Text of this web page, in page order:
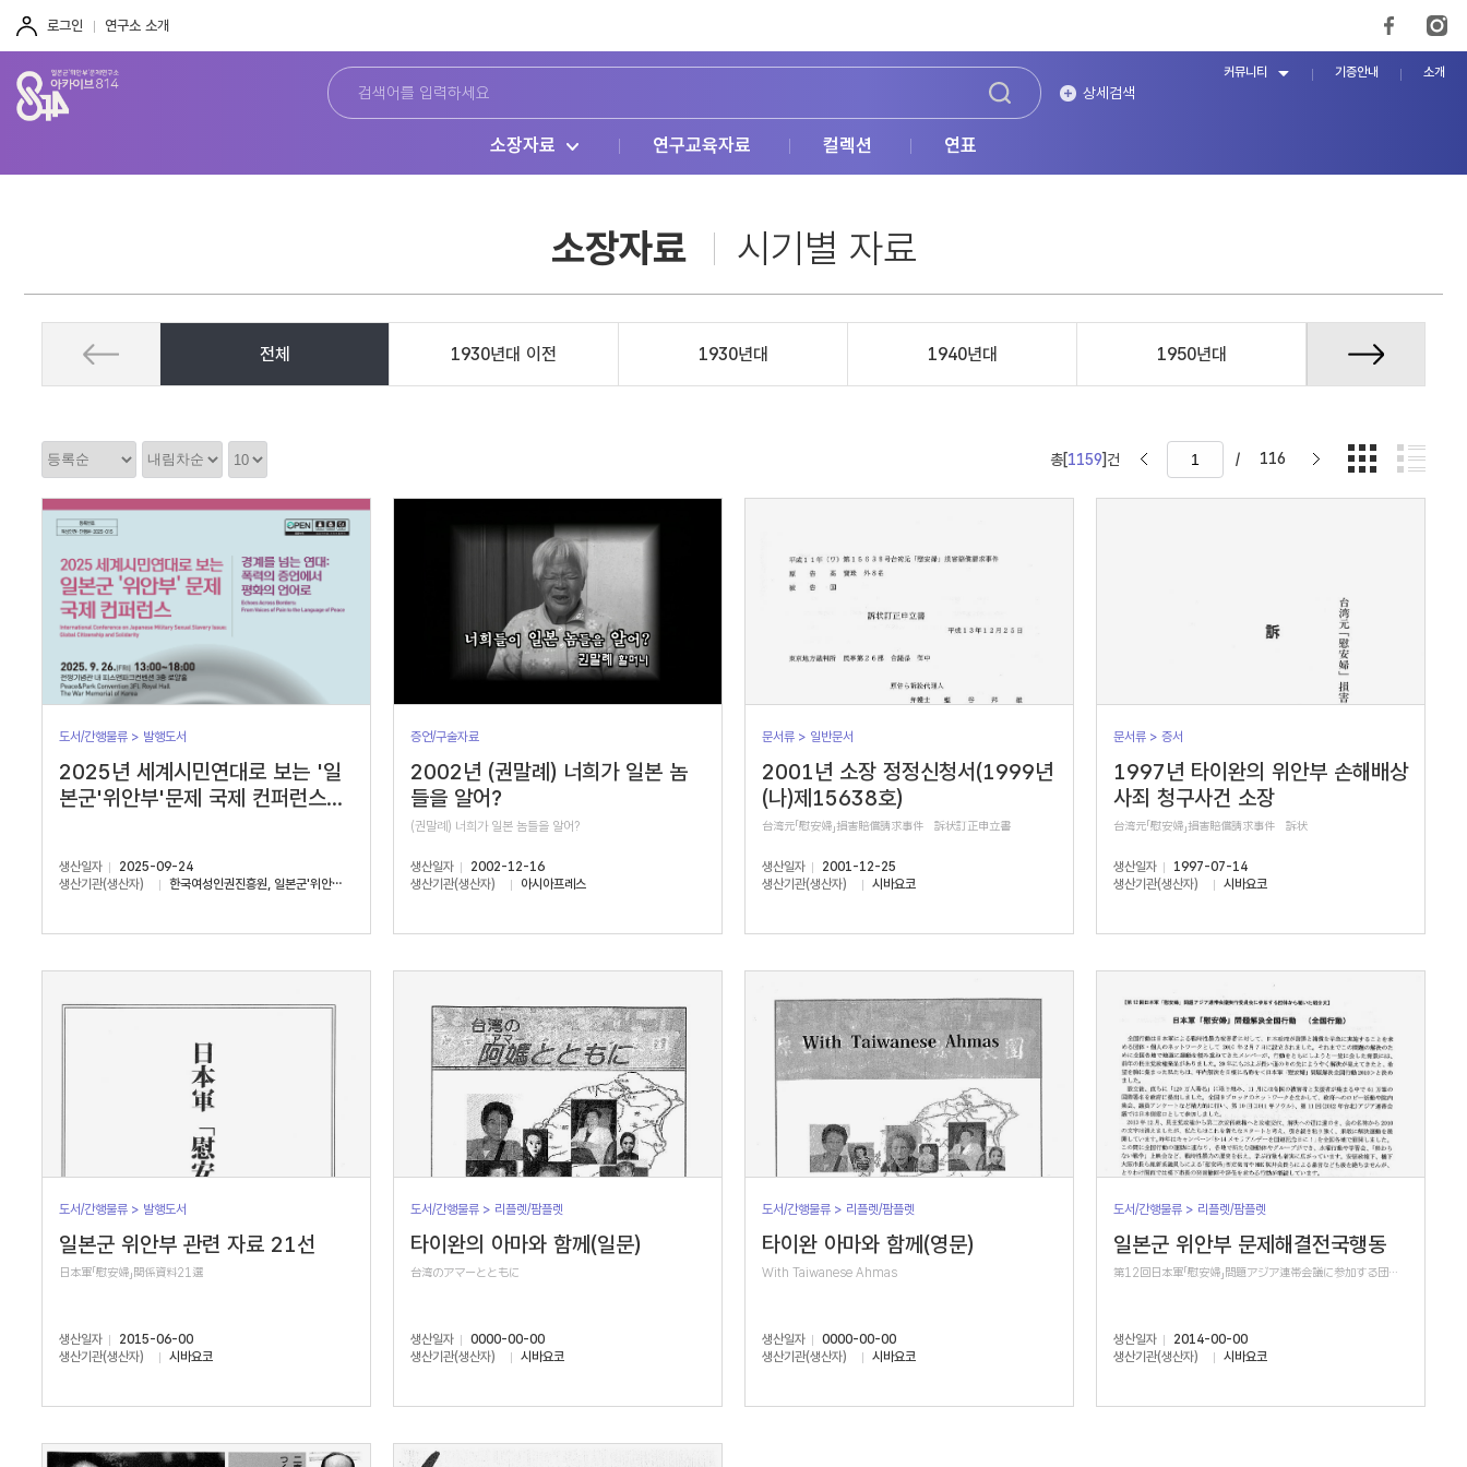
로그인 연구소 소개
상세검색
소장자료 연구교육자료 컬렉션 연표
커뮤니티 기증안내 소개
소장자료 시기별 자료
전체 1930년대 이전 1930년대 1940년대 1950년대
정
렬
정
렬
순
서
정
렬
갯
수
총[1159]건 / 116
도서/간행물류 > 발행도서
2025년 세계시민연대로 보는 '일
본군'위안부'문제 국제 컨퍼런스...
생산일자
2025-09-24
생산기관(생산자)
한국여성인권진흥원, 일본군'위안부'문제연구소
증언/구술자료
2002년 (권말례) 너희가 일본 놈
들을 알어?
(권말례) 너희가 일본 놈들을 알어?
생산일자
2002-12-16
생산기관(생산자)
아시아프레스
문서류 > 일반문서
2001년 소장 정정신청서(1999년
(나)제15638호)
台湾元「慰安婦」損害賠償請求事件 訴状訂正申立書
생산일자
2001-12-25
생산기관(생산자)
시바요코
문서류 > 증서
1997년 타이완의 위안부 손해배상
사죄 청구사건 소장
台湾元「慰安婦」損害賠償請求事件 訴状
생산일자
1997-07-14
생산기관(생산자)
시바요코
도서/간행물류 > 발행도서
일본군 위안부 관련 자료 21선
日本軍「慰安婦」関係資料21選
생산일자
2015-06-00
생산기관(생산자)
시바요코
도서/간행물류 > 리플렛/팜플렛
타이완의 아마와 함께(일문)
台湾のアマーとともに
생산일자
0000-00-00
생산기관(생산자)
시바요코
도서/간행물류 > 리플렛/팜플렛
타이완 아마와 함께(영문)
With Taiwanese Ahmas
생산일자
0000-00-00
생산기관(생산자)
시바요코
도서/간행물류 > 리플렛/팜플렛
일본군 위안부 문제해결전국행동
第12回日本軍「慰安婦」問題アジア連帯会議に参加する団体から届いた紹介文
생산일자
2014-00-00
생산기관(생산자)
시바요코